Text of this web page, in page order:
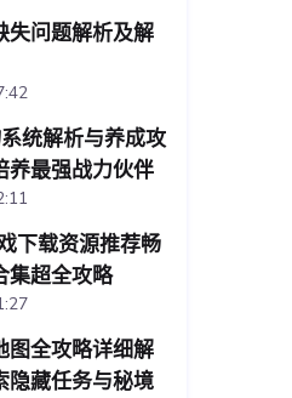
失问题解析及解
统解析与养成攻
养最强战力伙伴
下载资源推荐畅
集超全攻略
图全攻略详细解
隐藏任务与秘境